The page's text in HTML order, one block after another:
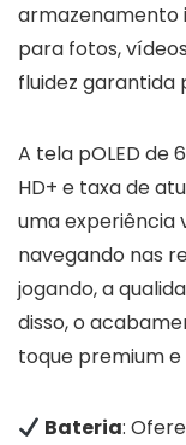
armazenamento
para fotos,
fluidez garantida
A tela pOLED de
HD+ e taxa de
uma experiência
navegando nas
jogando, a
disso, o
toque premium e
Bateria: